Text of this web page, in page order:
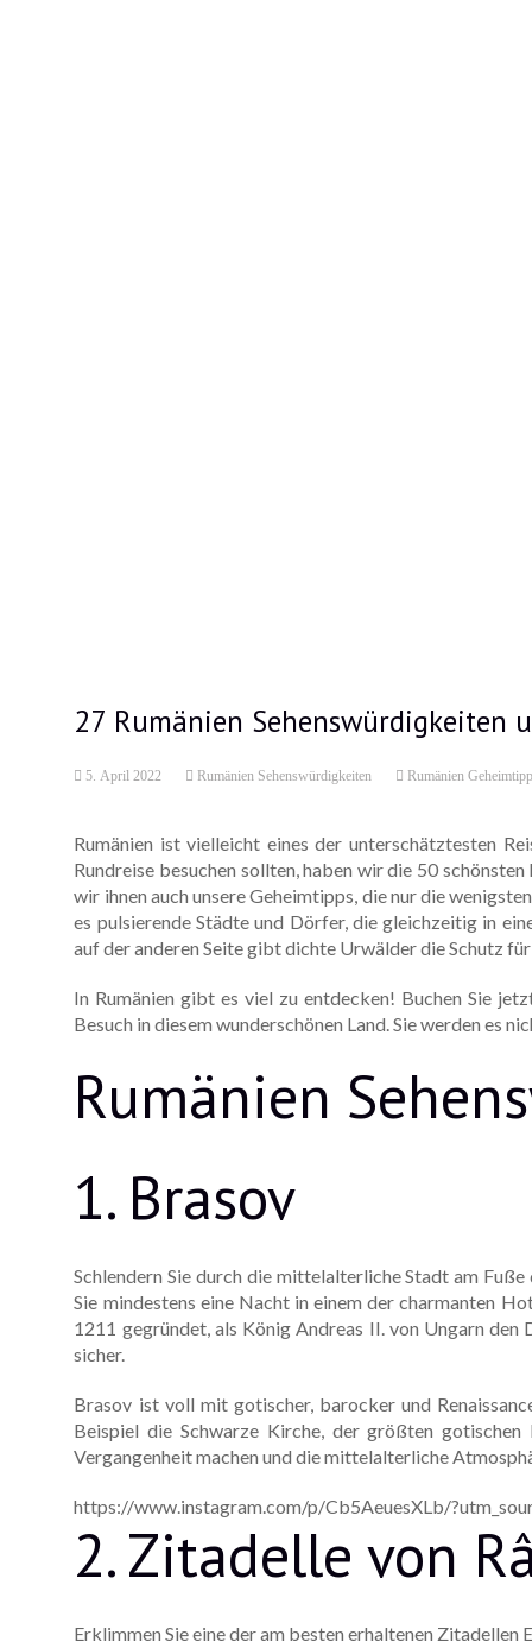
27 Rumänien Sehenswürdigkeiten
5. April 2022 Rumänien Sehenswürdigkeiten Rumänien
Rumänien ist vielleicht eines der unterschätztesten
Rundreise besuchen sollten, haben wir die 50
wir ihnen auch unsere Geheimtipps, die nur die
es pulsierende Städte und Dörfer, die gleichzeitig in
auf der anderen Seite gibt dichte Urwälder die Schutz
In Rumänien gibt es viel zu entdecken! Buchen Sie
Besuch in diesem wunderschönen Land. Sie werden es
Rumänien
1. Brasov
Schlendern Sie durch die mittelalterliche Stadt am
Sie mindestens eine Nacht in einem der charmanten
1211 gegründet, als König Andreas II. von Ungarn
sicher.
Brasov ist voll mit gotischer, barocker und
Beispiel die Schwarze Kirche, der größten
Vergangenheit machen und die mittelalterliche
https://www.instagram.com/p/Cb5AeuesXLb/
2. Zitadelle von
Erklimmen Sie eine der am besten erhaltenen Zitadellen